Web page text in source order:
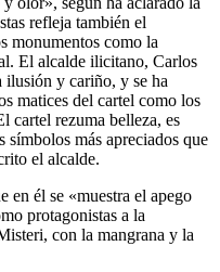
refleja también el
monumentos como la
El alcalde ilicitano, Carlos
ilusión y cariño, y se ha
matices del cartel como los
cartel rezuma belleza, es
símbolos más apreciados que
el alcalde.
en él se «muestra el apego
protagonistas a la
con la mangrana y la